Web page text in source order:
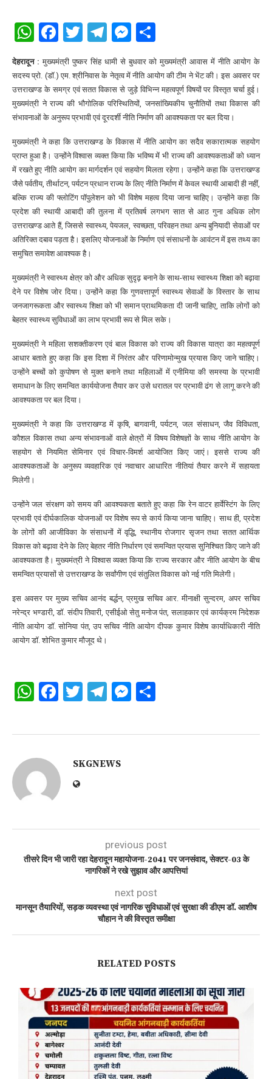
WhatsApp
Facebook
Twitter
Telegram
Messenger
देहरादून : मुख्यमंत्री पुष्कर सिंह धामी से बुधवार को मुख्यमंत्री आवास में नीति आयोग के
सदस्य प्रो. (डॉ.) एम. श्रीनिवास के नेतृत्व में नीति आयोग की टीम ने भेंट की। इस अवसर पर
उत्तराखण्ड के समग्र एवं सतत विकास से जुड़े विभिन्न महत्वपूर्ण विषयों पर विस्तृत चर्चा हुई।
मुख्यमंत्री ने राज्य की भौगोलिक परिस्थितियों, जनसांख्यिकीय चुनौतियों तथा विकास की
संभावनाओं के अनुरूप प्रभावी एवं दूरदर्शी नीति निर्माण की आवश्यकता पर बल दिया।
मुख्यमंत्री ने कहा कि उत्तराखण्ड के विकास में नीति आयोग का सदैव सकारात्मक सहयोग
प्राप्त हुआ है। उन्होंने विश्वास व्यक्त किया कि भविष्य में भी राज्य की आवश्यकताओं को ध्यान
में रखते हुए नीति आयोग का मार्गदर्शन एवं सहयोग मिलता रहेगा। उन्होंने कहा कि उत्तराखण्ड
जैसे पर्वतीय, तीर्थाटन, पर्यटन प्रधान राज्य के लिए नीति निर्माण में केवल स्थायी आबादी ही नहीं,
बल्कि राज्य की फ्लोटिंग पॉपुलेशन को भी विशेष महत्व दिया जाना चाहिए। उन्होंने कहा कि
प्रदेश की स्थायी आबादी की तुलना में प्रतिवर्ष लगभग सात से आठ गुना अधिक लोग
उत्तराखण्ड आते हैं, जिससे स्वास्थ्य, पेयजल, स्वच्छता, परिवहन तथा अन्य बुनियादी सेवाओं पर
अतिरिक्त दबाव पड़ता है। इसलिए योजनाओं के निर्माण एवं संसाधनों के आवंटन में इस तथ्य का
समुचित समावेश आवश्यक है।
मुख्यमंत्री ने स्वास्थ्य क्षेत्र को और अधिक सुदृढ़ बनाने के साथ-साथ स्वास्थ्य शिक्षा को बढ़ावा
देने पर विशेष जोर दिया। उन्होंने कहा कि गुणवत्तापूर्ण स्वास्थ्य सेवाओं के विस्तार के साथ
जनजागरूकता और स्वास्थ्य शिक्षा को भी समान प्राथमिकता दी जानी चाहिए, ताकि लोगों को
बेहतर स्वास्थ्य सुविधाओं का लाभ प्रभावी रूप से मिल सके।
मुख्यमंत्री ने महिला सशक्तीकरण एवं बाल विकास को राज्य की विकास यात्रा का महत्वपूर्ण
आधार बताते हुए कहा कि इस दिशा में निरंतर और परिणामोन्मुख प्रयास किए जाने चाहिए।
उन्होंने बच्चों को कुपोषण से मुक्त बनाने तथा महिलाओं में एनीमिया की समस्या के प्रभावी
समाधान के लिए समन्वित कार्ययोजना तैयार कर उसे धरातल पर प्रभावी ढंग से लागू करने की
आवश्यकता पर बल दिया।
मुख्यमंत्री ने कहा कि उत्तराखण्ड में कृषि, बागवानी, पर्यटन, जल संसाधन, जैव विविधता,
कौशल विकास तथा अन्य संभावनाओं वाले क्षेत्रों में विषय विशेषज्ञों के साथ नीति आयोग के
सहयोग से नियमित सेमिनार एवं विचार-विमर्श आयोजित किए जाएं। इससे राज्य की
आवश्यकताओं के अनुरूप व्यवहारिक एवं नवाचार आधारित नीतियां तैयार करने में सहायता
मिलेगी।
उन्होंने जल संरक्षण को समय की आवश्यकता बताते हुए कहा कि रेन वाटर हार्वेस्टिंग के लिए
प्रभावी एवं दीर्घकालिक योजनाओं पर विशेष रूप से कार्य किया जाना चाहिए। साथ ही, प्रदेश
के लोगों की आजीविका के संसाधनों में वृद्धि, स्थानीय रोजगार सृजन तथा सतत आर्थिक
विकास को बढ़ावा देने के लिए बेहतर नीति निर्धारण एवं समन्वित प्रयास सुनिश्चित किए जाने की
आवश्यकता है। मुख्यमंत्री ने विश्वास व्यक्त किया कि राज्य सरकार और नीति आयोग के बीच
समन्वित प्रयासों से उत्तराखण्ड के सर्वांगीण एवं संतुलित विकास को नई गति मिलेगी।
इस अवसर पर मुख्य सचिव आनंद बर्द्धन, प्रमुख सचिव आर. मीनाक्षी सुन्दरम, अपर सचिव
नरेन्द्र भण्डारी, डॉ. संदीप तिवारी, एसीईओ सेतु मनोज पंत, सलाहकार एवं कार्यक्रम निदेशक
नीति आयोग डॉ. सोनिया पंत, उप सचिव नीति आयोग दीपक कुमार विशेष कार्याधिकारी नीति
आयोग डॉ. शोभित कुमार मौजूद थे।
WhatsApp
Facebook
Twitter
Telegram
Messenger
SKGNEWS
previous post
तीसरे दिन भी जारी रहा देहरादून महायोजना-2041 पर जनसंवाद, सेक्टर-03 के
नागरिकों ने रखे सुझाव और आपत्तियां
next post
मानसून तैयारियों, सड़क व्यवस्था एवं नागरिक सुविधाओं एवं सुरक्षा की डीएम डॉ. आशीष
चौहान ने की विस्तृत समीक्षा
RELATED POSTS